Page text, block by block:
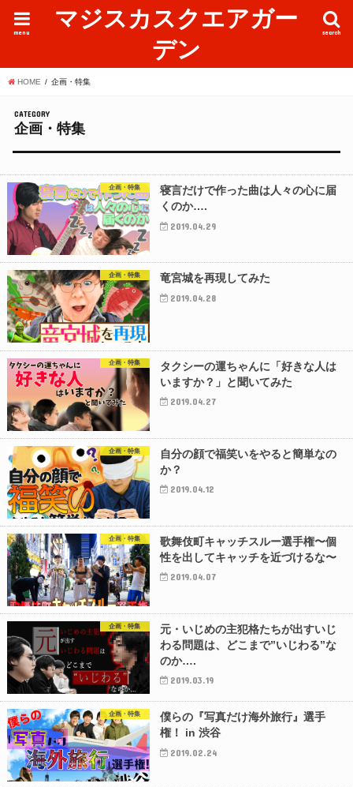
マジスカスクエアガー
デン
search
menu
HOME 企画・特集
CATEGORY
企画・特集
企画・特集
寝言だけで作った曲は人々の心に届
くのか….
2019.04.29
企画・特集 竜宮城を再現してみた
2019.04.28
企画・特集
タクシーの運ちゃんに「好きな人は
いますか？」と聞いてみた
2019.04.27
企画・特集
自分の顔で福笑いをやると簡単なの
か？
2019.04.12
企画・特集
歌舞伎町キャッチスルー選手権〜個
性を出してキャッチを近づけるな〜
2019.04.07
企画・特集
元・いじめの主犯格たちが出すいじ
わる問題は、どこまで”いじわる”な
のか….
2019.03.19
企画・特集
僕らの『写真だけ海外旅行』選手
権！ in 渋谷
2019.02.24